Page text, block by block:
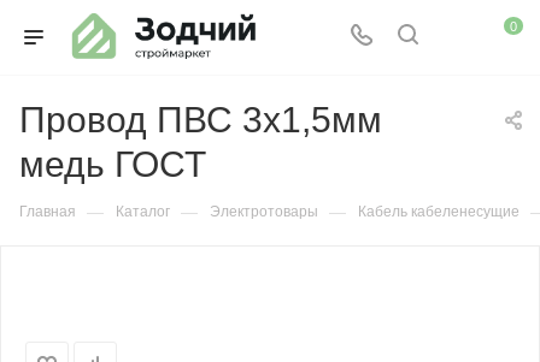
0
Провод ПВС 3х1,5мм
медь ГОСТ
Главная — Каталог — Электротовары — Кабель кабеленесущие